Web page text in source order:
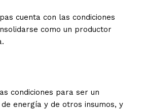
cuenta con las condiciones
como un productor
condiciones para ser un
energía y de otros insumos, y